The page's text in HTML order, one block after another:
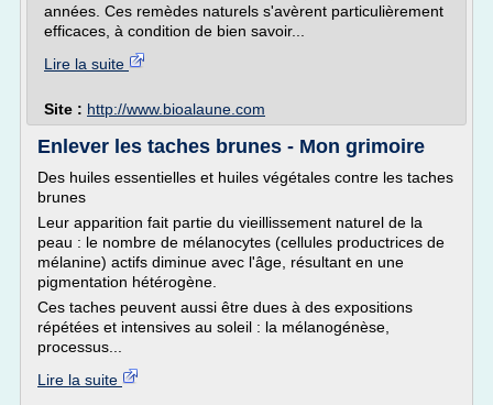
années. Ces remèdes naturels s'avèrent particulièrement
efficaces, à condition de bien savoir...
Lire la suite
Site : http://www.bioalaune.com
Enlever les taches brunes - Mon grimoire
Des huiles essentielles et huiles végétales contre les taches
brunes
Leur apparition fait partie du vieillissement naturel de la
peau : le nombre de mélanocytes (cellules productrices de
mélanine) actifs diminue avec l'âge, résultant en une
pigmentation hétérogène.
Ces taches peuvent aussi être dues à des expositions
répétées et intensives au soleil : la mélanogénèse,
processus...
Lire la suite